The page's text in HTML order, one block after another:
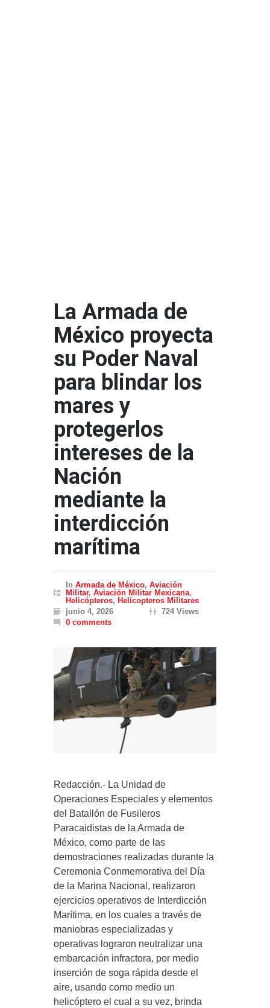
La Armada de
México proyecta
su Poder Naval
para blindar los
mares y
protegerlos
intereses de la
Nación
mediante la
interdicción
marítima
In Armada de México, Aviación
Militar, Aviación Militar Mexicana,
Helicópteros, Helicopteros Militares
junio 4, 2026
724 Views
0 comments
Redacción.- La Unidad de
Operaciones Especiales y elementos
del Batallón de Fusileros
Paracaidistas de la Armada de
México, como parte de las
demostraciones realizadas durante la
Ceremonia Conmemorativa del Día
de la Marina Nacional, realizaron
ejercicios operativos de Interdicción
Marítima, en los cuales a través de
maniobras especializadas y
operativas lograron neutralizar una
embarcación infractora, por medio
inserción de soga rápida desde el
aire, usando como medio un
helicóptero el cual a su vez, brinda